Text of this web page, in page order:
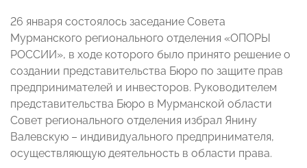
26 января состоялось заседание Совета
Мурманского регионального отделения «ОПОРЫ
РОССИИ», в ходе которого было принято решение о
создании представительства Бюро по защите прав
предпринимателей и инвесторов. Руководителем
представительства Бюро в Мурманской области
Совет регионального отделения избрал Янину
Валевскую – индивидуального предпринимателя,
осуществляющую деятельность в области права.